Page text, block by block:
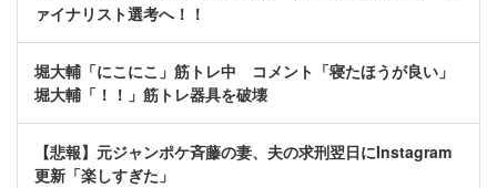
ァイナリスト選考へ！！
堀大輔「にこにこ」筋トレ中 コメント「寝たほうが良い」
堀大輔「！！」筋トレ器具を破壊
【悲報】元ジャンポケ斉藤の妻、夫の求刑翌日にInstagram
更新「楽しすぎた」